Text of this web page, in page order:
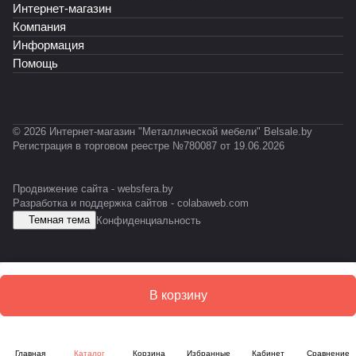
R
T
-
0
3
1
С
У
С
Т
0
1
2
В корзину
Главная Каталог Корзина Избранные Кабинет Сравнение
Интернет-магазин
Компания
Информация
Помощь
© 2026 Интернет-магазин "Металлической мебели" Belsale.by
Регистрация в торговом реестре №780087 от 19.06.2026
Продвижение сайта - websfera.by
Разработка и поддержка сайтов - colabaweb.com
Темная тема
Конфиденциальность